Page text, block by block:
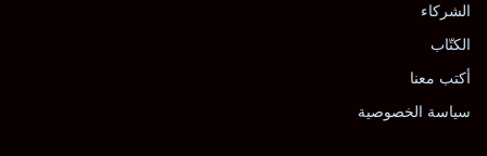
الشركاء
الكتّاب
أكتب معنا
سياسة الخصوصية